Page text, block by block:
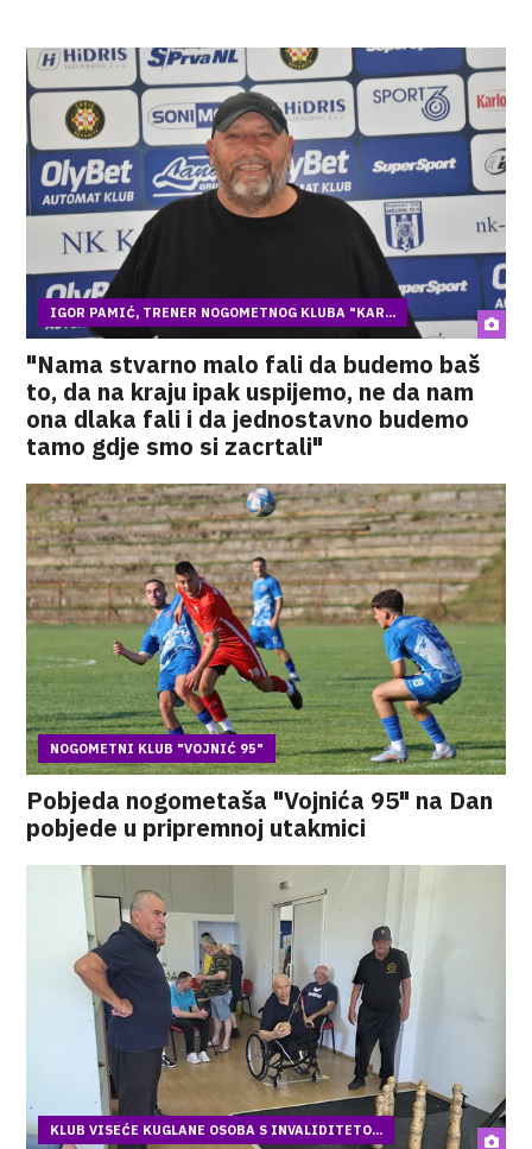
IGOR PAMIĆ, TRENER NOGOMETNOG KLUBA "KAR...
"Nama stvarno malo fali da budemo baš
to, da na kraju ipak uspijemo, ne da nam
ona dlaka fali i da jednostavno budemo
tamo gdje smo si zacrtali"
NOGOMETNI KLUB "VOJNIĆ 95"
Pobjeda nogometaša "Vojnića 95" na Dan
pobjede u pripremnoj utakmici
KLUB VISEĆE KUGLANE OSOBA S INVALIDITETO...